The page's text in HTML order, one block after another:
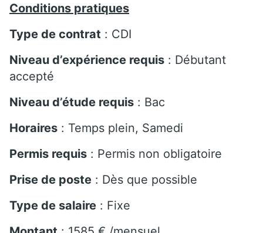
Conditions pratiques
Type de contrat : CDI
Niveau d’expérience requis : Débutant
accepté
Niveau d’étude requis : Bac
Horaires : Temps plein, Samedi
Permis requis : Permis non obligatoire
Prise de poste : Dès que possible
Type de salaire : Fixe